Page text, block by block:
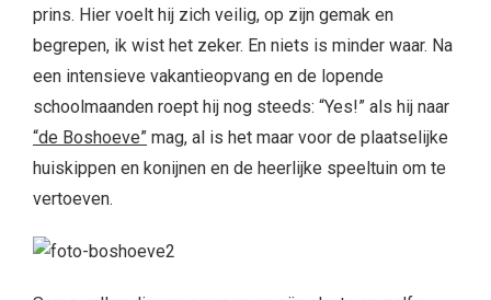
prins. Hier voelt hij zich veilig, op zijn gemak en
begrepen, ik wist het zeker. En niets is minder waar. Na
een intensieve vakantieopvang en de lopende
schoolmaanden roept hij nog steeds: “Yes!” als hij naar
“de Boshoeve” mag, al is het maar voor de plaatselijke
huiskippen en konijnen en de heerlijke speeltuin om te
vertoeven.